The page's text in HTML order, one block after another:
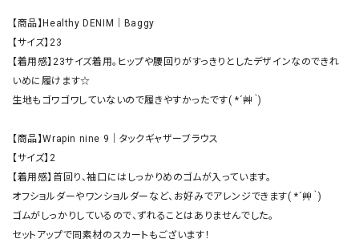
【商品】Healthy DENIM｜Baggy
【サイズ】23
【着用感】23サイズ着用。ヒップや腰回りがすっきりとしたデザインなのできれ
いめに履けます☆
生地もゴワゴワしていないので履きやすかったです( *´艸｀)
【商品】Wrapin nine 9｜タックギャザーブラウス
【サイズ】2
【着用感】首回り、袖口にはしっかりめのゴムが入っています。
オフショルダーやワンショルダーなど、お好みでアレンジできます( *´艸｀)
ゴムがしっかりしているので、ずれることはありませんでした。
セットアップで同素材のスカートもございます！